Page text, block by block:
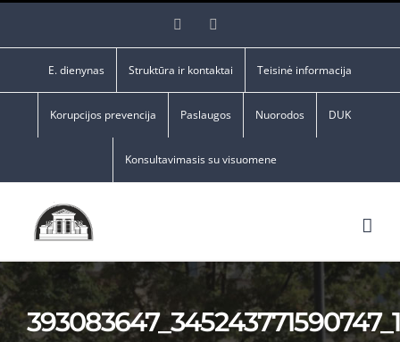
Facebook
E. dienynas Struktūra ir kontaktai Teisinė informacija
Korupcijos prevencija Paslaugos Nuorodos DUK
Konsultavimasis su visuomene